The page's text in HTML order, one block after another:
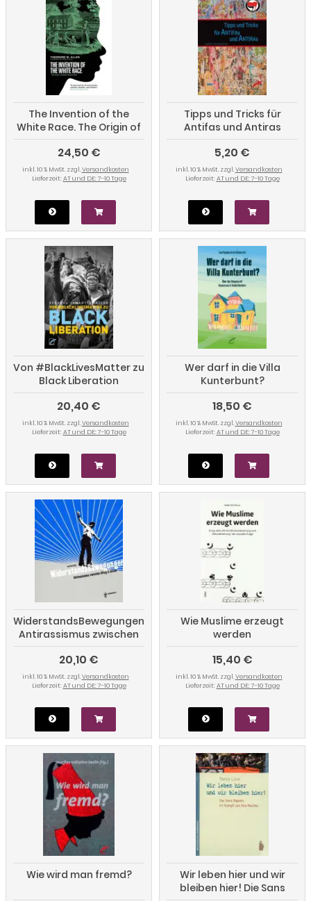
The Invention of the
White Race. The Origin of
Racial Oppression
24,50 €
inkl. 10 % MwSt. zzgl.Versandkosten
Lieferzeit: AT und DE: 7-10 Tage
Tipps und Tricks für
Antifas und Antiras
5,20 €
inkl. 10 % MwSt. zzgl.Versandkosten
Lieferzeit: AT und DE: 7-10 Tage
Von #BlackLivesMatter zu
Black Liberation
20,40 €
inkl. 10 % MwSt. zzgl.Versandkosten
Lieferzeit: AT und DE: 7-10 Tage
Wer darf in die Villa
Kunterbunt?
18,50 €
inkl. 10 % MwSt. zzgl.Versandkosten
Lieferzeit: AT und DE: 7-10 Tage
WiderstandsBewegungen.
Antirassismus zwischen
Alltag & Aktion
20,10 €
inkl. 10 % MwSt. zzgl.Versandkosten
Lieferzeit: AT und DE: 7-10 Tage
Wie Muslime erzeugt
werden
15,40 €
inkl. 10 % MwSt. zzgl.Versandkosten
Lieferzeit: AT und DE: 7-10 Tage
Wie wird man fremd?
Wir leben hier und wir
bleiben hier! Die Sans